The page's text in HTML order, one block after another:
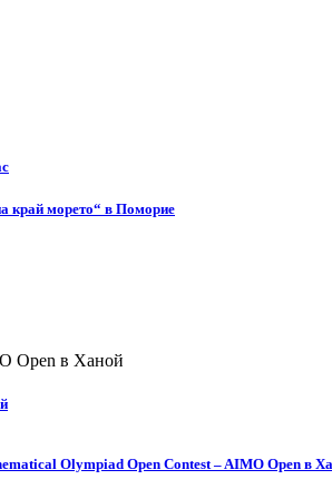
край морето“ в Поморие
Olympiad Open Contest – AIMO Open в